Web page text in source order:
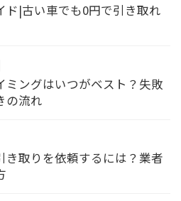
ド|古い車でも0円で引き取れ
ミングはいつがベスト？失敗
の流れ
き取りを依頼するには？業者